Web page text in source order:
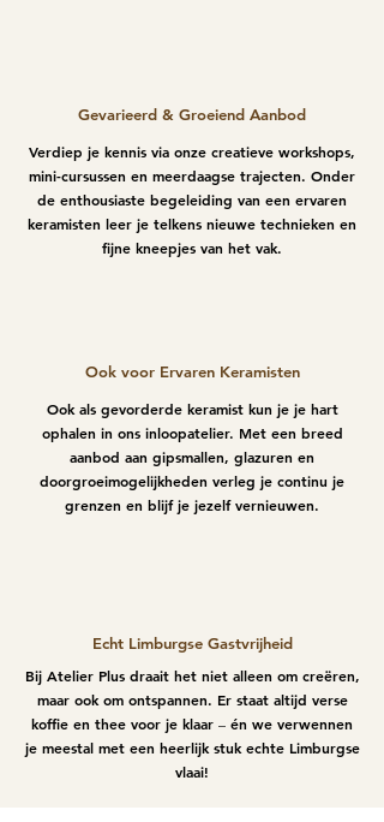
Gevarieerd & Groeiend Aanbod
Verdiep je kennis via onze creatieve workshops,
mini-cursussen en meerdaagse trajecten. Onder
de enthousiaste begeleiding van een ervaren
keramisten leer je telkens nieuwe technieken en
fijne kneepjes van het vak.
Ook voor Ervaren Keramisten
Ook als gevorderde keramist kun je je hart
ophalen in ons inloopatelier. Met een breed
aanbod aan gipsmallen, glazuren en
doorgroeimogelijkheden verleg je continu je
grenzen en blijf je jezelf vernieuwen.
Echt Limburgse Gastvrijheid
Bij Atelier Plus draait het niet alleen om creëren,
maar ook om ontspannen. Er staat altijd verse
koffie en thee voor je klaar – én we verwennen
je meestal met een heerlijk stuk echte Limburgse
vlaai!